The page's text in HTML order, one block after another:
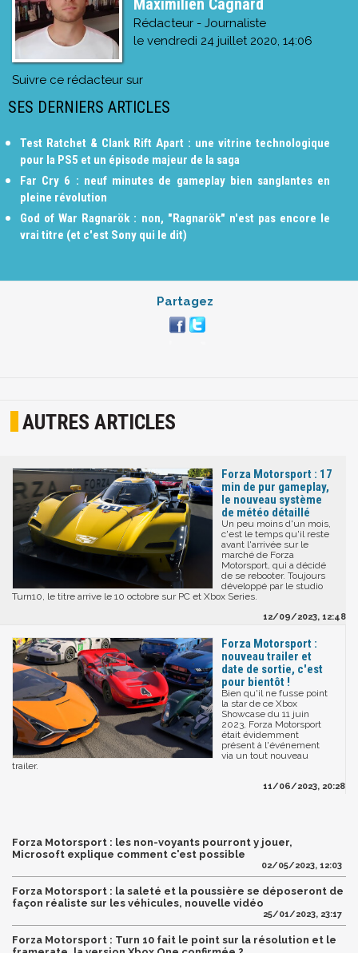
Rédacteur - Journaliste
le vendredi 24 juillet 2020, 14:06
Suivre ce rédacteur sur
SES DERNIERS ARTICLES
Test Ratchet & Clank Rift Apart : une vitrine technologique
pour la PS5 et un épisode majeur de la saga
Far Cry 6 : neuf minutes de gameplay bien sanglantes en
pleine révolution
God of War Ragnarök : non, "Ragnarök" n'est pas encore le
vrai titre (et c'est Sony qui le dit)
Partagez
AUTRES ARTICLES
Forza Motorsport : 17
min de pur gameplay,
le nouveau système
de météo détaillé
Un peu moins d'un mois,
c'est le temps qu'il reste
avant l'arrivée sur le
marché de Forza
Motorsport, qui a décidé
de se rebooter. Toujours
développé par le studio
Turn10, le titre arrive le 10 octobre sur PC et Xbox Series.
12/09/2023, 12:48
Forza Motorsport :
nouveau trailer et
date de sortie, c'est
pour bientôt !
Bien qu'il ne fusse point
la star de ce Xbox
Showcase du 11 juin
2023, Forza Motorsport
était évidemment
présent à l'événement
via un tout nouveau
trailer.
11/06/2023, 20:28
Forza Motorsport : les non-voyants pourront y jouer,
Microsoft explique comment c'est possible
02/05/2023, 12:03
Forza Motorsport : la saleté et la poussière se déposeront de
façon réaliste sur les véhicules, nouvelle vidéo
25/01/2023, 23:17
Forza Motorsport : Turn 10 fait le point sur la résolution et le